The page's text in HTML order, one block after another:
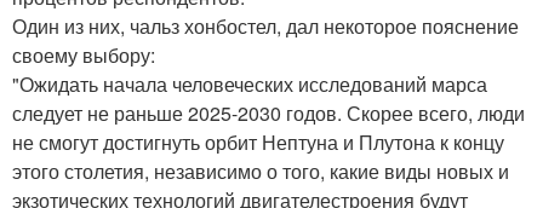
Один из них, чальз хонбостел, дал некоторое пояснение
своему выбору:
"Ожидать начала человеческих исследований марса
следует не раньше 2025-2030 годов. Скорее всего, люди
не смогут достигнуть орбит Нептуна и Плутона к концу
этого столетия, независимо о того, какие виды новых и
экзотических технологий двигателестроения будут